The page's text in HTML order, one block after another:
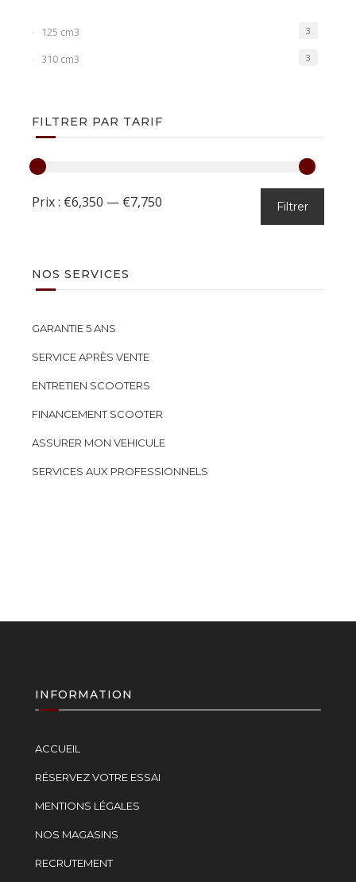
125 cm3 3
310 cm3 3
FILTRER PAR TARIF
Filtrer
Prix : €6,350 — €7,750
NOS SERVICES
GARANTIE 5 ANS
SERVICE APRÈS VENTE
ENTRETIEN SCOOTERS
FINANCEMENT SCOOTER
ASSURER MON VEHICULE
SERVICES AUX PROFESSIONNELS
INFORMATION
ACCUEIL
RÉSERVEZ VOTRE ESSAI
MENTIONS LÉGALES
NOS MAGASINS
RECRUTEMENT